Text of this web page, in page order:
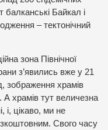
балканські Байкал і
– тектонічний
зона Північної
з’явились вже у 21
зображення храмів
А храмів тут величезна
і, цікаво, ми не
Свого часу